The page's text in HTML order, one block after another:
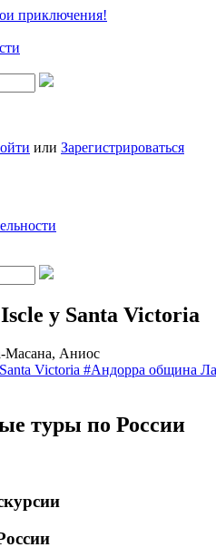
приключения!
или Зарегистрироваться
y Santa Victoria
Масана, Аниос
Victoria #Андорра община
туры по России